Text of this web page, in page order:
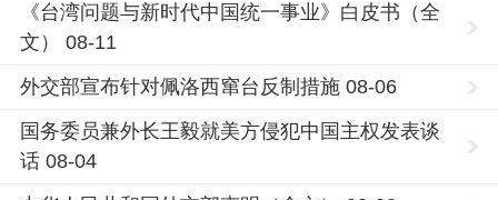
《台湾问题与新时代中国统一事业》白皮书（全
文） 08-11
外交部宣布针对佩洛西窜台反制措施 08-06
国务委员兼外长王毅就美方侵犯中国主权发表谈
话 08-04